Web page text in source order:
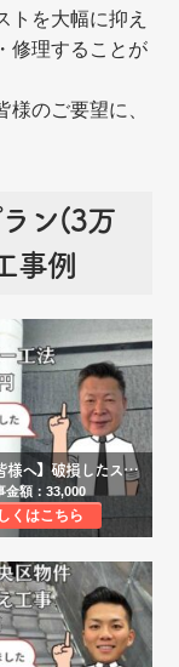
トを大幅に抑え
修理することが
のご要望に、
ン(3万
事例
【篠栗町の皆様へ】破損したスレート屋根材が飛散…屋根材補修工事にて破損箇所を修繕しました！
金額：33,000
くはこちら